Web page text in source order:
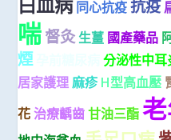
同心抗疫 抗疫
喘督灸 生薑 國產藥品
煙
分泌性中耳
居家護理 麻疹 H型高血壓
花 治療齲齒 甘油三酯